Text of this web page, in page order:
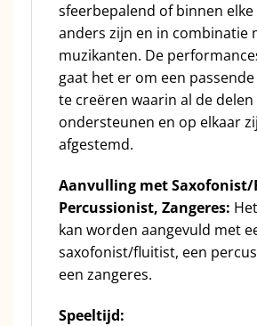
sfeerbepalend of binnen
anders zijn en in combinatie
muzikanten. De
gaat het er om een
te creëren waarin al de delen
ondersteunen en op elkaar
afgestemd.
Aanvulling met
Percussionist, Zangeres:
kan worden aangevuld met
saxofonist/fluitist, een
een zangeres.
Speeltijd: